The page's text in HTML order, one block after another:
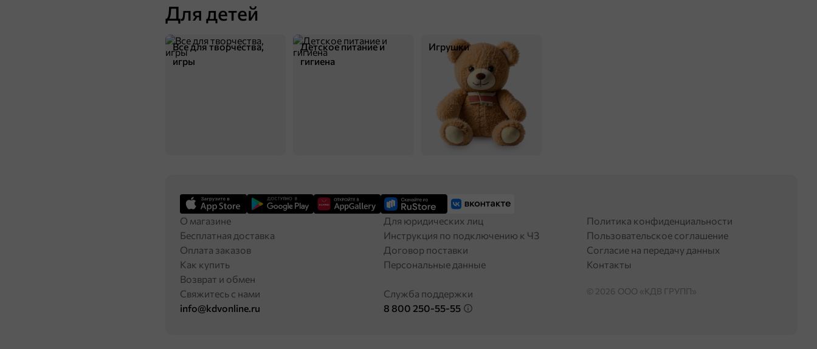
Для детей
Все для творчества,
игры
Детское питание и
гигиена
Игрушки
О магазине
Бесплатная доставка
Оплата заказов
Как купить
Возврат и обмен
Для юридических лиц
Инструкция по подключению к ЧЗ
Договор поставки
Персональные данные
Политика конфиденциальности
Пользовательское соглашение
Согласие на передачу данных
Контакты
Свяжитесь с нами
info@kdvonline.ru
Служба поддержки
8 800 250-55-55
© 2026 OOO «КДВ ГРУПП»